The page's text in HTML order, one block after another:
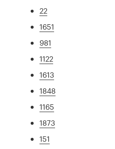
22
1651
981
1122
1613
1848
1165
1873
151